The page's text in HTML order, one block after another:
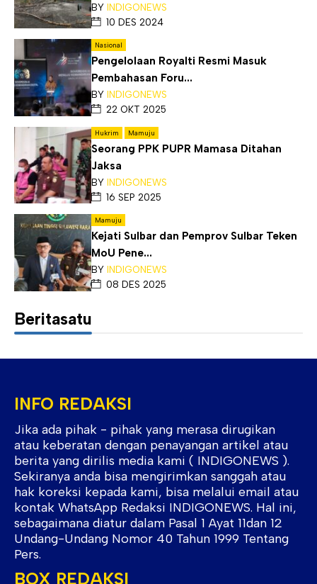
BY INDIGONEWS
10 DES 2024
Nasional
Pengelolaan Royalti Resmi Masuk
Pembahasan Foru...
BY INDIGONEWS
22 OKT 2025
Hukrim Mamuju
Seorang PPK PUPR Mamasa Ditahan
Jaksa
BY INDIGONEWS
16 SEP 2025
Mamuju
Kejati Sulbar dan Pemprov Sulbar Teken
MoU Pene...
BY INDIGONEWS
08 DES 2025
Beritasatu
INFO REDAKSI
Jika ada pihak - pihak yang merasa dirugikan
atau keberatan dengan penayangan artikel atau
berita yang dirilis media kami ( INDIGONEWS ).
Sekiranya anda bisa mengirimkan sanggah atau
hak koreksi kepada kami, bisa melalui email atau
kontak WhatsApp Redaksi INDIGONEWS. Hal ini,
sebagaimana diatur dalam Pasal 1 Ayat 11dan 12
Undang-Undang Nomor 40 Tahun 1999 Tentang
Pers.
BOX REDAKSI